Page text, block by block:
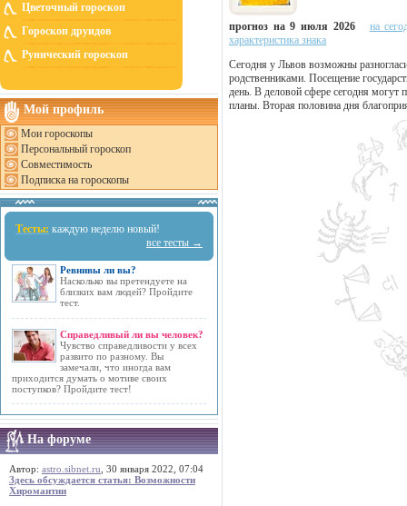
Цветочный гороскоп
Гороскоп друидов
Рунический гороскоп
Мой профиль
Мои гороскопы
Персональный гороскоп
Совместимость
Подписка на гороскопы
Тесты: каждую неделю новый!
все тесты →
Ревнивы ли вы?
Насколько вы претендуете на
близких вам людей? Пройдите
тест.
Справедливый ли вы человек?
Чувство справедливости у всех
развито по разному. Вы
замечали, что иногда вам
приходится думать о мотиве своих
поступков? Пройдите тест!
На форуме
Автор: astro.sibnet.ru , 30 января 2022, 07:04
Здесь обсуждается статья: Возможности
Хиромантии
прогноз на 9 июля 2026
на
характеристика знака
Сегодня у Львов возможны
родственниками. Посещение
день. В деловой сфере сегодня могут
планы. Вторая половина дня